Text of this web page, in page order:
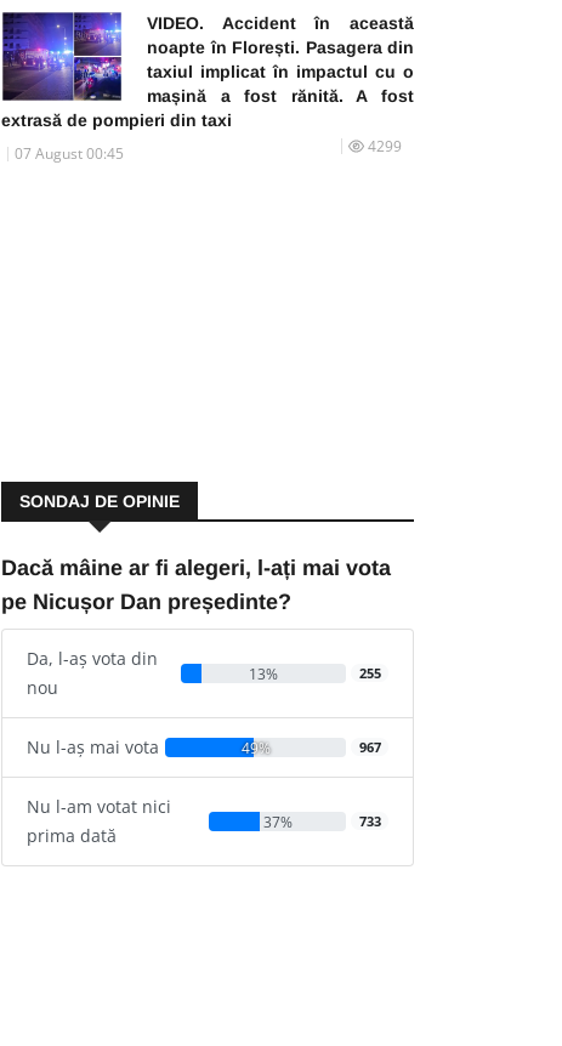
VIDEO. Accident în această
noapte în Florești. Pasagera din
taxiul implicat în impactul cu o
mașină a fost rănită. A fost
extrasă de pompieri din taxi
07 August 00:45 4299
SONDAJ DE OPINIE
Dacă mâine ar fi alegeri, l-ați mai vota
pe Nicușor Dan președinte?
Da, l-aș vota din
nou
13% 255
Nu l-aș mai vota 49% 967
Nu l-am votat nici
prima dată
37% 733